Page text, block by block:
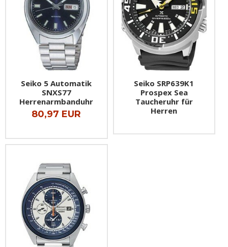
Seiko 5 Automatik
SNXS77
Herrenarmbanduhr
80,97 EUR
Seiko SRP639K1
Prospex Sea
Taucheruhr für
Herren